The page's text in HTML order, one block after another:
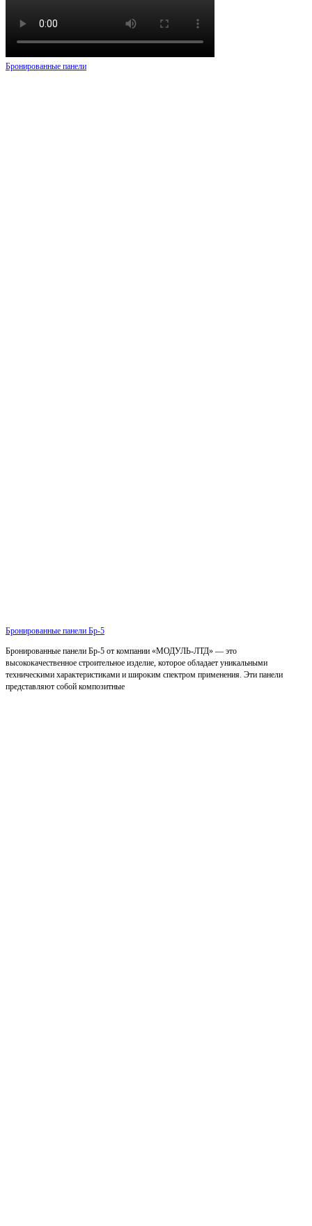
Бронированные панели
Бронированные панели Бр-5
Бронированные панели Бр-5 от компании «МОДУЛЬ-ЛТД» — это
высококачественное строительное изделие, которое обладает уникальными
техническими характеристиками и широким спектром применения. Эти панели
представляют собой композитные